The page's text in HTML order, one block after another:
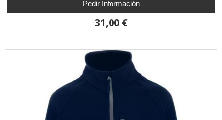
Pedir Información
31,00 €